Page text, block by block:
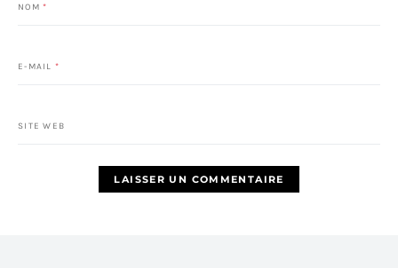
NOM *
E-MAIL *
SITE WEB